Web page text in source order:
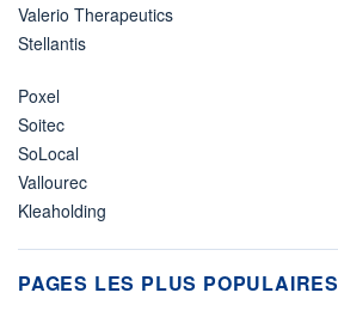
Valerio Therapeutics
Stellantis
Poxel
Soitec
SoLocal
Vallourec
Kleaholding
PAGES LES PLUS POPULAIRES